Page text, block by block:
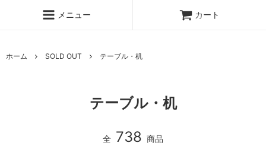
メニュー カート
ホーム SOLD OUT テーブル・机
テーブル・机
全 738 商品